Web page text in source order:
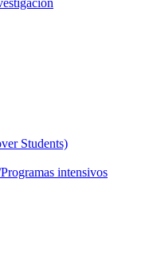
Students)
intensivos